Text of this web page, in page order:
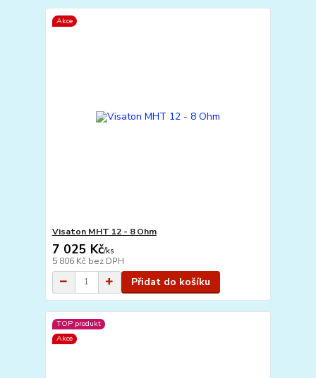
Akce
Visaton MHT 12 - 8 Ohm
7 025 Kč/ks
5 806 Kč bez DPH
Přidat do košíku
TOP produkt
Akce